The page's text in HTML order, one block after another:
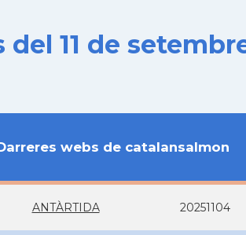
11 de
webs de catalansalmon
ANTÀRTIDA 20251104